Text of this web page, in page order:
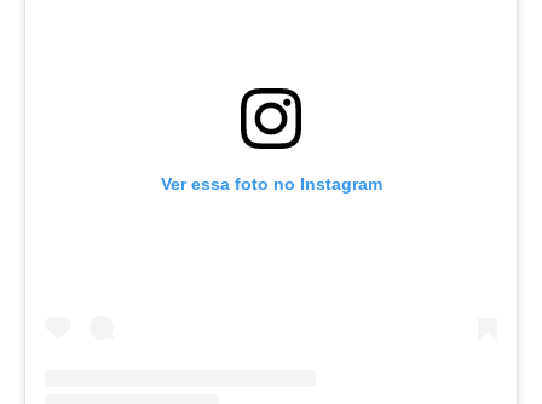
Ver essa foto no Instagram